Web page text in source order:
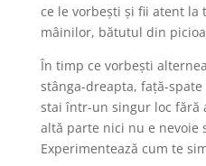
ce le vorbești și fii atent la
mâinilor, bătutul din
În timp ce vorbești
stânga-dreapta, față-
stai într-un singur loc fără
altă parte nici nu e nevoie
Experimentează cum te